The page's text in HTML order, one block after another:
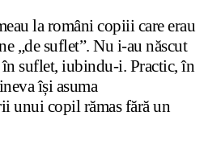
la români copiii care erau
„de suflet”. Nu i-au născut
suflet, iubindu-i. Practic, în
își asuma
unui copil rămas fără un